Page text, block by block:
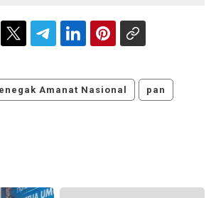
Amanat Nasional pan